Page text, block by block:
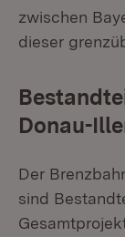
zwischen
dieser
Donau-
Der
sind